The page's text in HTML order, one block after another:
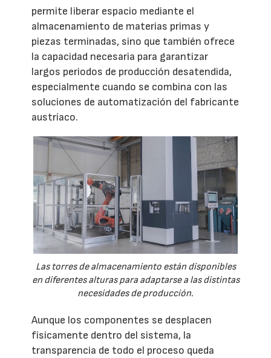
permite liberar espacio mediante el
almacenamiento de materias primas y
piezas terminadas, sino que también ofrece
la capacidad necesaria para garantizar
largos periodos de producción desatendida,
especialmente cuando se combina con las
soluciones de automatización del fabricante
austríaco.
Las torres de almacenamiento están disponibles
en diferentes alturas para adaptarse a las distintas
necesidades de producción.
Aunque los componentes se desplacen
físicamente dentro del sistema, la
transparencia de todo el proceso queda